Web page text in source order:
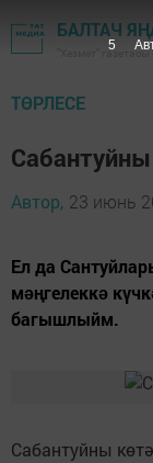
БАЛТАЧ
"Хезмәт"
ТӨРЛЕСЕ
Автор, 23 июнь
Ел да
мəңгелеккə
багышлыйм.
Сабантуйны
4